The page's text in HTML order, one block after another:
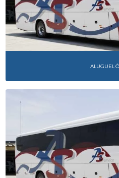
ALUGUEL